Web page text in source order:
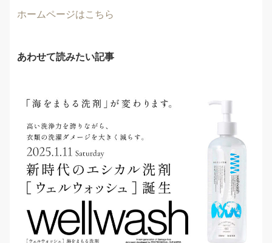
ホームページはこちら
あわせて読みたい記事